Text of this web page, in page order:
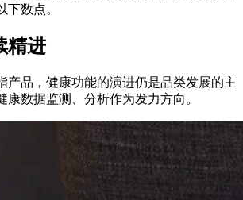
下数点。
精进
产品，健康功能的演进仍是品类发展的主
康数据监测、分析作为发力方向。